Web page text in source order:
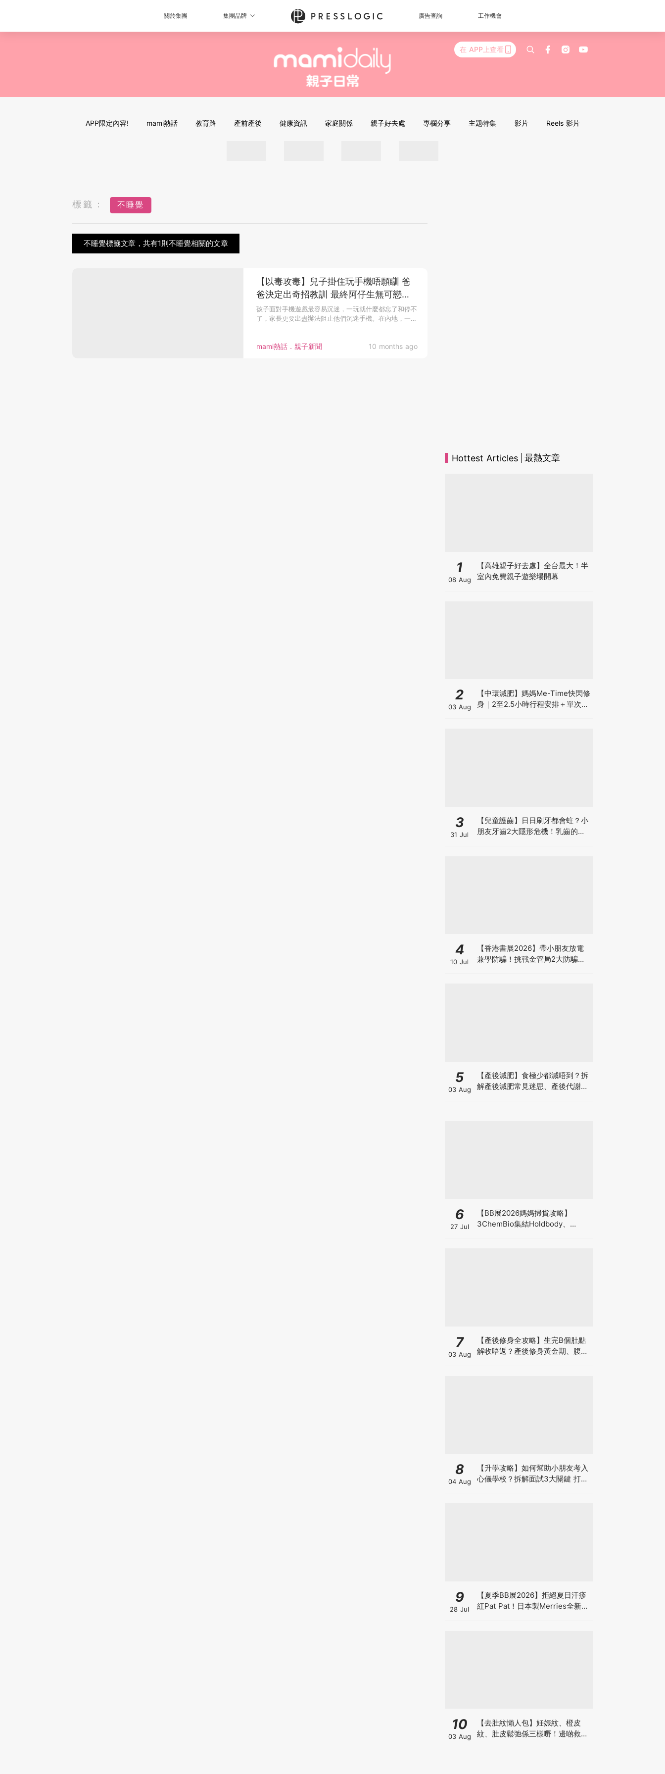
關於集團 集團品牌 廣告查詢 工作機會
在 APP上查看
APP限定內容! mami熱話 教育路 產前產後 健康資訊 家庭關係 親子好去處 專欄分享 主題特集 影片 Reels 影片
標籤： 不睡覺
不睡覺標籤文章，共有1則不睡覺相關的文章
mami熱話．親子新聞 10 months ago
【以毒攻毒】兒子掛住玩手機唔願瞓 爸
爸決定出奇招教訓 最終阿仔生無可戀知
道錯
孩子面對手機遊戲最容易沉迷，一玩就什麼都忘了和停不
了，家長更要出盡辦法阻止他們沉迷手機。在內地，一
Hottest Articles 最熱文章
1
08 Aug
【高雄親子好去處】全台最大！半
室內免費親子遊樂場開幕
2
03 Aug
【中環減肥】媽媽Me-Time快閃修
身｜2至2.5小時行程安排＋單次收
3
31 Jul
【兒童護齒】日日刷牙都會蛀？小
朋友牙齒2大隱形危機！乳齒的琺
4
10 Jul
【香港書展2026】帶小朋友放電
兼學防騙！挑戰金管局2大防騙遊
5
03 Aug
【產後減肥】食極少都減唔到？拆
解產後減肥常見迷思、產後代謝、
6
27 Jul
【BB展2026媽媽掃貨攻略】
3ChemBio集結Holdbody、
7
03 Aug
【產後修身全攻略】生完B個肚點
解收唔返？產後修身黃金期、腹直
8
04 Aug
【升學攻略】如何幫助小朋友考入
心儀學校？拆解面試3大關鍵 打好
9
28 Jul
【夏季BB展2026】拒絕夏日汗疹
紅Pat Pat！日本製Merries全新超
10
03 Aug
【去肚紋懶人包】妊娠紋、橙皮
紋、肚皮鬆弛係三樣嘢！邊啲救得